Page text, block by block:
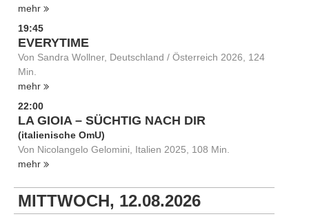
mehr
19:45
EVERYTIME
Von Sandra Wollner, Deutschland / Österreich 2026, 124
Min.
mehr
22:00
LA GIOIA – SÜCHTIG NACH DIR
(italienische OmU)
Von Nicolangelo Gelomini, Italien 2025, 108 Min.
mehr
MITTWOCH, 12.08.2026